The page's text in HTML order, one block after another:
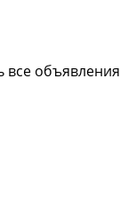
все объявления